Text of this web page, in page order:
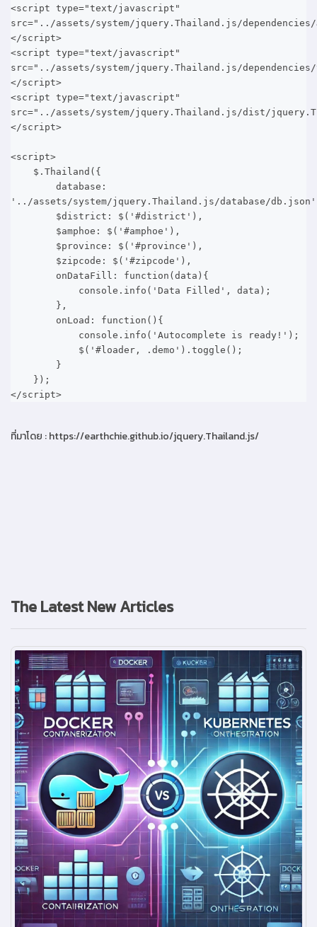
<script type="text/javascript"
src="../assets/system/jquery.Thailand.js/
</script>
<script type="text/javascript"
src="../assets/system/jquery.Thailand.js/
</script>
<script type="text/javascript"
src="../assets/system/jquery.Thailand.js/dist/
</script>
<script>
$.Thailand({
database:
'../assets/system/jquery.Thailand.js/database/
$district: $('#district'),
$amphoe: $('#amphoe'),
$province: $('#province'),
$zipcode: $('#zipcode'),
onDataFill: function(data){
console.info('Data Filled', data);
},
onLoad: function(){
console.info('Autocomplete is ready!');
$('#loader, .demo').toggle();
}
});
</script>
ที่มาโดย : https://earthchie.github.io/jquery.Thailand.js/
The Latest New Articles